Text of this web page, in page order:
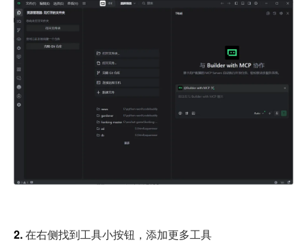
2. 在右侧找到工具小按钮，添加更多工具